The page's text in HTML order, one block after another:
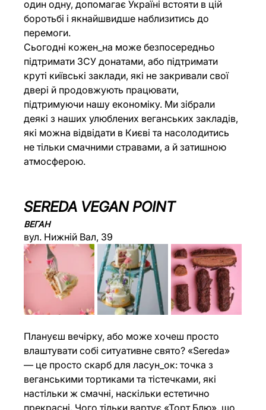
один одну, допомагає Україні встояти в цій
боротьбі і якнайшвидше наблизитись до
перемоги.
Сьогодні кожен_на може безпосередньо
підтримати ЗСУ донатами, або підтримати
круті київські заклади, які не закривали свої
двері й продовжують працювати,
підтримуючи нашу економіку. Ми зібрали
деякі з наших улюблених веганських закладів,
які можна відвідати в Києві та насолодитись
не тільки смачними стравами, а й затишною
атмосферою.
SEREDA VEGAN POINT
ВЕГАН
вул. Нижній Вал, 39
Плануєш вечірку, або може хочеш просто
влаштувати собі ситуативне свято? «Sereda»
— це просто скарб для ласун_ок: точка з
веганськими тортиками та тістечками, які
настільки ж смачні, наскільки естетично
прекрасні. Чого тільки вартує «Торт Блю», що